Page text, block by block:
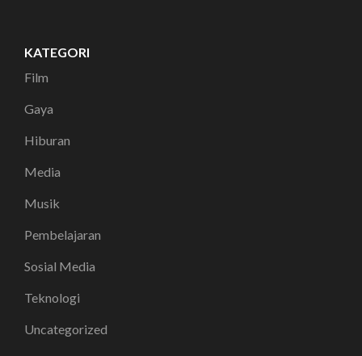
KATEGORI
Film
Gaya
Hiburan
Media
Musik
Pembelajaran
Sosial Media
Teknologi
Uncategorized